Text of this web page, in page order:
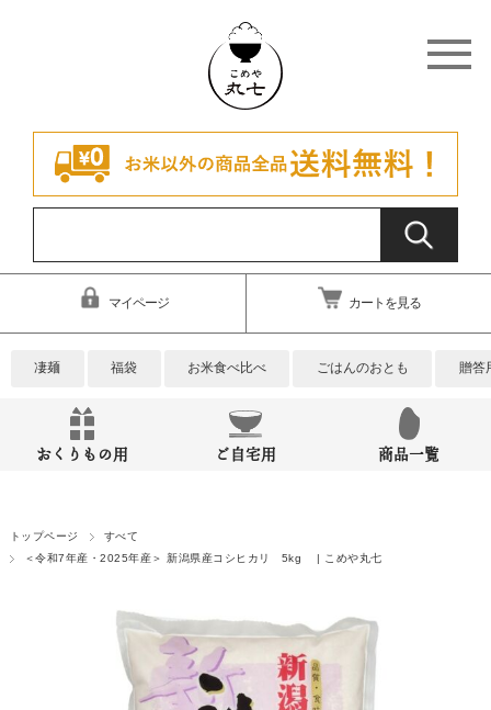
マイページ カートを見る
凄麺 福袋 お米食べ比べ ごはんのおとも 贈答
おくりもの用 ご自宅用 商品一覧
トップページ
すべて
＜令和7年産・2025年産＞ 新潟県産コシヒカリ 5kg | こめや丸七